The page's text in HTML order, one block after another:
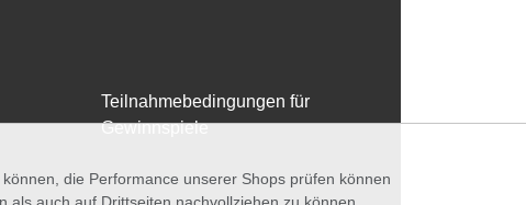
Teilnahmebedingungen für
Gewinnspiele
die Performance unserer Shops prüfen können